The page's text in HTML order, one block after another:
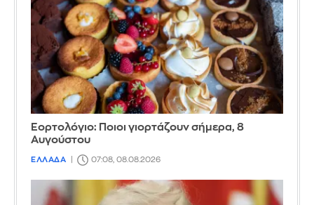
Εορτολόγιο: Ποιοι γιορτάζουν σήμερα, 8
Αυγούστου
ΕΛΛΑΔΑ 07:08, 08.08.2026